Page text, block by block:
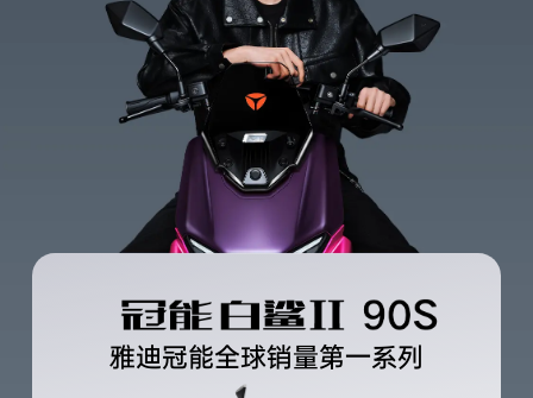
雅迪冠能全球销量第一系列